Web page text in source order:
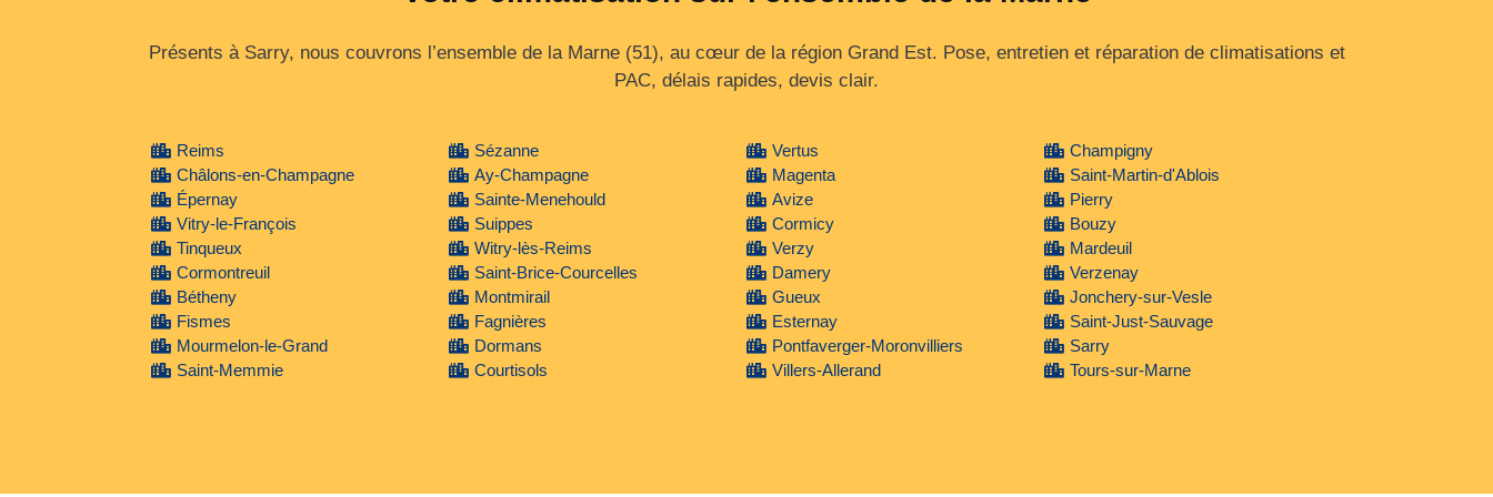
Présents à Sarry, nous couvrons l’ensemble de la Marne (51), au cœur de la région Grand Est. Pose, entretien et réparation de climatisations et
PAC, délais rapides, devis clair.
Reims
Châlons-en-Champagne
Épernay
Vitry-le-François
Tinqueux
Cormontreuil
Bétheny
Fismes
Mourmelon-le-Grand
Saint-Memmie
Sézanne
Ay-Champagne
Sainte-Menehould
Suippes
Witry-lès-Reims
Saint-Brice-Courcelles
Montmirail
Fagnières
Dormans
Courtisols
Vertus
Magenta
Avize
Cormicy
Verzy
Damery
Gueux
Esternay
Pontfaverger-Moronvilliers
Villers-Allerand
Champigny
Saint-Martin-d'Ablois
Pierry
Bouzy
Mardeuil
Verzenay
Jonchery-sur-Vesle
Saint-Just-Sauvage
Sarry
Tours-sur-Marne